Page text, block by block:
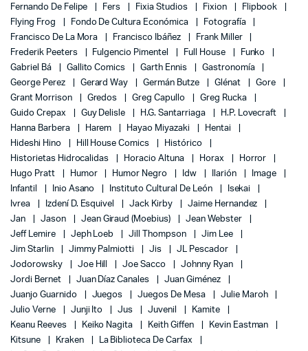
Fernando De Felipe
Fers Fixia Studios Fixion
Flipbook
Flying Frog
Fondo De Cultura Económica
Fotografía
Francisco De La Mora
Francisco Ibáñez
Frank Miller
Frederik Peeters
Fulgencio Pimentel Full House
Funko
Gabriel Bá
Gallito Comics Garth Ennis
Gastronomía
George Perez
Gerard Way Germán Butze Glénat
Gore
Grant Morrison
Gredos Greg Capullo
Greg Rucka
Guido Crepax
Guy Delisle H.G. Santarriaga
H.P. Lovecraft
Hanna Barbera
Harem Hayao Miyazaki
Hentai
Hideshi Hino
Hill House Comics
Histórico
Historietas Hidrocalidas
Horacio Altuna Horax
Horror
Hugo Pratt
Humor Humor Negro Idw Ilarión
Image
Infantil
Inio Asano Instituto Cultural De León
Isekai
Ivrea
Izdení D. Esquivel Jack Kirby
Jaime Hernandez
Jan
Jason Jean Giraud (Moebius)
Jean Webster
Jeff Lemire
Jeph Loeb Jill Thompson
Jim Lee
Jim Starlin
Jimmy Palmiotti Jis
JL Pescador
Jodorowsky
Joe Hill Joe Sacco
Johnny Ryan
Jordi Bernet
Juan Díaz Canales
Juan Giménez
Juanjo Guarnido
Juegos Juegos De Mesa
Julie Maroh
Julio Verne
Junji Ito Jus Juvenil
Kamite
Keanu Reeves
Keiko Nagita Keith Giffen
Kevin Eastman
Kitsune
Kraken
La Biblioteca De Carfax